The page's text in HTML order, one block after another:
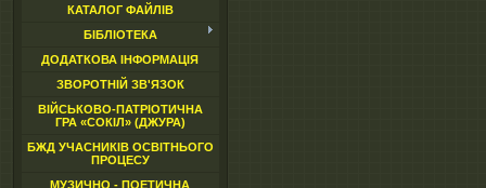
КАТАЛОГ ФАЙЛІВ
БІБЛІОТЕКА
ДОДАТКОВА ІНФОРМАЦІЯ
ЗВОРОТНІЙ ЗВ'ЯЗОК
ВІЙСЬКОВО-ПАТРІОТИЧНА
ГРА «СОКІЛ» (ДЖУРА)
БЖД УЧАСНИКІВ ОСВІТНЬОГО
ПРОЦЕСУ
МУЗИЧНО - ПОЕТИЧНА